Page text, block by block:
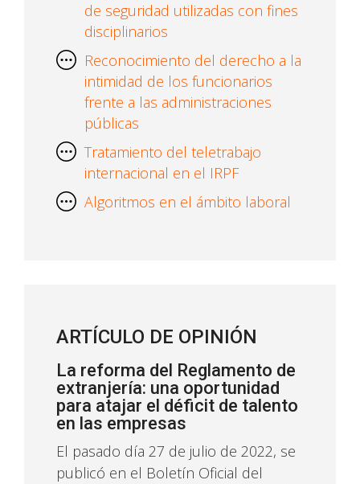
de seguridad utilizadas con fines
disciplinarios
Reconocimiento del derecho a la
intimidad de los funcionarios
frente a las administraciones
públicas
Tratamiento del teletrabajo
internacional en el IRPF
Algoritmos en el ámbito laboral
ARTÍCULO DE OPINIÓN
La reforma del Reglamento de
extranjería: una oportunidad
para atajar el déficit de talento
en las empresas
El pasado día 27 de julio de 2022, se
publicó en el Boletín Oficial del